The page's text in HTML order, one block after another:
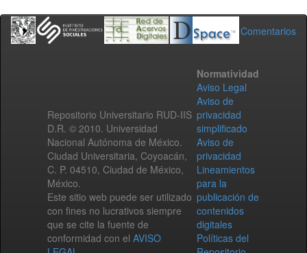
Comentarios
Repositorio Universitario RUD-IIS
D.R. © 2010. Universidad
Nacional Autónoma de México.
Ciudad Universitaria, Coyoacán,
C. P. 04510, Ciudad de México,
México.
Este sitio web puede ser utilizado
con fines no lucrativos siempre
que se cite la fuente de
conformidad con el AVISO
Normatividad
Aviso Legal
Aviso de
privacidad
simplificado
Aviso de
privacidad
Lineamientos
para la
publicación de
contenidos
digitales
Políticas del